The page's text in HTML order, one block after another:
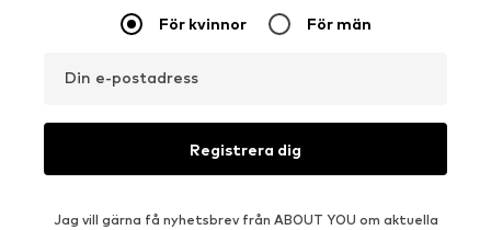
För kvinnor För män
Din e-postadress
Registrera dig
Jag vill gärna få nyhetsbrev från ABOUT YOU om aktuella